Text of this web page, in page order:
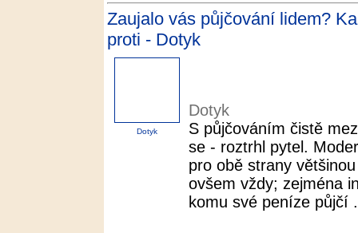
Zaujalo vás půjčování lidem?
proti - Dotyk
Dotyk
Dotyk
S půjčováním čistě
se - roztrhl pytel.
pro obě strany
ovšem vždy; zejména
komu své peníze půjčí